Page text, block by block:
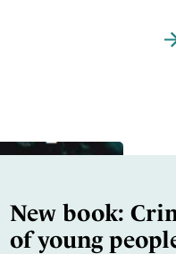
New book:
of young